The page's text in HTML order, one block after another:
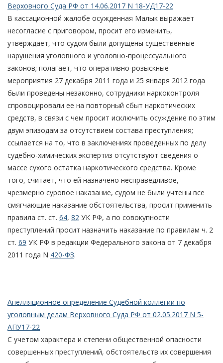
Верховного Суда РФ от 14.06.2017 N 18-УД17-22
В кассационной жалобе осужденная Малык выражает
несогласие с приговором, просит его изменить,
утверждает, что судом были допущены существенные
нарушения уголовного и уголовно-процессуального
законов; полагает, что оперативно-розыскные
мероприятия 27 декабря 2011 года и 25 января 2012 года
были проведены незаконно, сотрудники наркоконтроля
спровоцировали ее на повторный сбыт наркотических
средств, в связи с чем просит исключить осуждение по этим
двум эпизодам за отсутствием состава преступления;
ссылается на то, что в заключениях проведенных по делу
судебно-химических экспертиз отсутствуют сведения о
массе сухого остатка наркотического средства. Кроме
того, считает, что ей назначено несправедливое,
чрезмерно суровое наказание, судом не были учтены все
смягчающие наказание обстоятельства, просит применить
правила ст. ст. 64, 82 УК РФ, а по совокупности
преступлений просит назначить наказание по правилам ч. 2
ст. 69 УК РФ в редакции Федерального закона от 7 декабря
2011 года N 420-ФЗ.
Апелляционное определение Судебной коллегии по
уголовным делам Верховного Суда РФ от 02.05.2017 N 5-
АПУ17-22
С учетом характера и степени общественной опасности
совершенных преступлений, обстоятельств их совершения